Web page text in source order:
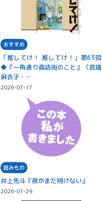
おすすめ
「推してけ！ 推してけ！」第63回
◆『一角通り商店街のこと』（武塙
麻衣子・…
2026-07-17
読みもの
井上先斗『夜がまだ明けない』
2026-07-29